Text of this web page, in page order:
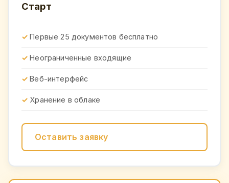
Старт
Первые 25 документов бесплатно
Неограниченные входящие
Веб-интерфейс
Хранение в облаке
Оставить заявку